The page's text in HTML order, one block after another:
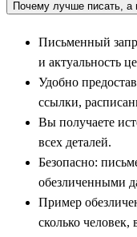
Хаконе и
Ни одна поездка в
главного
Фудзияма(Фудзи)
востребованным
считается озерный
также встречается
туристы могут
канатной дороге на
фотографии вулкана
багряных кленов
Почему лучше писать, а
Письменный
и актуальность
Удобно
ссылки,
Вы получаете
всех деталей.
Безопасно:
обезличенными
Пример
сколько